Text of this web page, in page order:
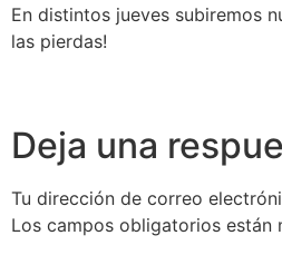
En distintos jueves subiremos
las pierdas!
Deja una
Tu dirección de correo
Los campos obligatorios están